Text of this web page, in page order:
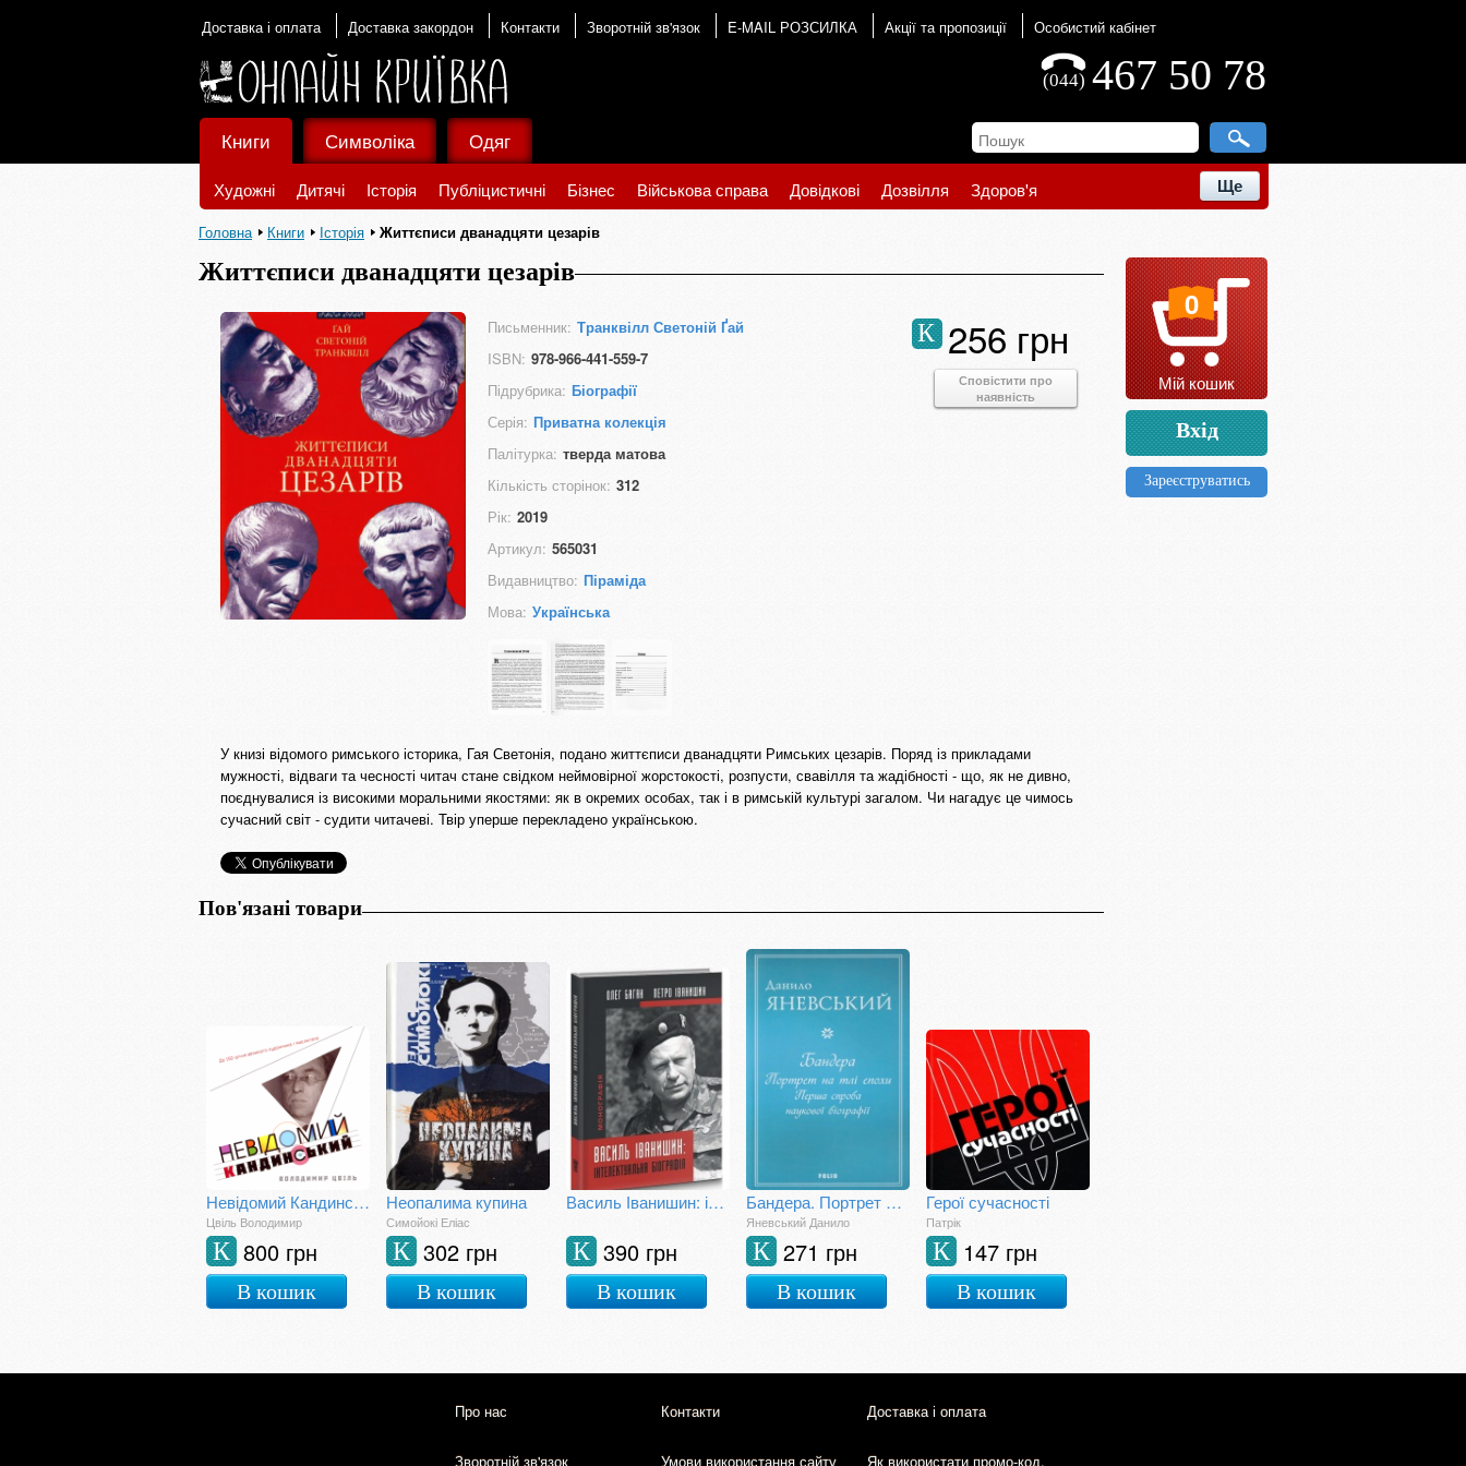
Доставка і оплата Доставка закордон Контакти Зворотній зв'язок E-MAIL РОЗСИЛКА Акції та пропозиції Особистий кабінет
467 50 78
(044)
Книги
Художні Дитячі Історія Публіцистичні Бізнес Військова справа Довідкові Дозвілля Здоров'я Ще
Символіка Одяг
Головна Книги Історія Життєписи дванадцяти цезарів
Життєписи дванадцяти цезарів
Письменник: Транквілл Светоній Ґай
ISBN: 978-966-441-559-7
Підрубрика: Біографії
Серія: Приватна колекція
Палітурка: тверда матова
Кількість сторінок: 312
Рік: 2019
Артикул: 565031
Видавництво: Піраміда
Мова: Українська
256 грн
К
Сповістити про
наявність
У книзі відомого римського історика, Гая Светонія, подано життєписи дванадцяти Римських цезарів. Поряд із прикладами
мужності, відваги та чесності читач стане свідком неймовірної жорстокості, розпусти, свавілля та жадібності - що, як не дивно,
поєднувалися із високими моральними якостями: як в окремих особах, так і в римській культурі загалом. Чи нагадує це чимось
сучасний світ - судити читачеві. Твір уперше перекладено українською.
Пов'язані товари
Невідомий Кандинський
Цвіль Володимир
800 грн
К
В кошик
Неопалима купина
Симойокі Еліас
302 грн
К
В кошик
Василь Іванишин: інтелектуальна біографія
390 грн
К
В кошик
Бандера. Портрет на тлі епохи. Перша спроба наукової біографії
Яневський Данило
271 грн
К
В кошик
Герої сучасності
Патрік
147 грн
К
В кошик
0
Мій кошик
Вхід
Зареєструватись
Про нас Контакти Доставка і оплата
Зворотній зв'язок Умови використання сайту Як використати промо-код.